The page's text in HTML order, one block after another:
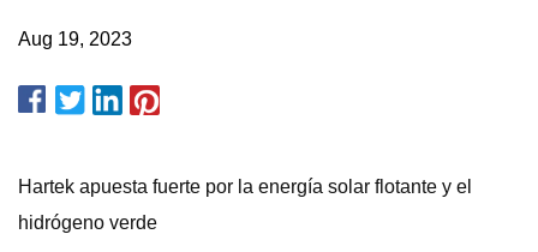
Aug 19, 2023
Hartek apuesta fuerte por la energía solar flotante y el
hidrógeno verde